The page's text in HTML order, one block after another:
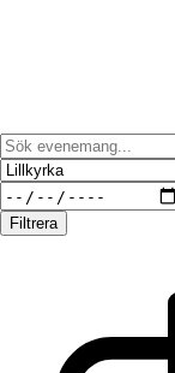
Filtrera